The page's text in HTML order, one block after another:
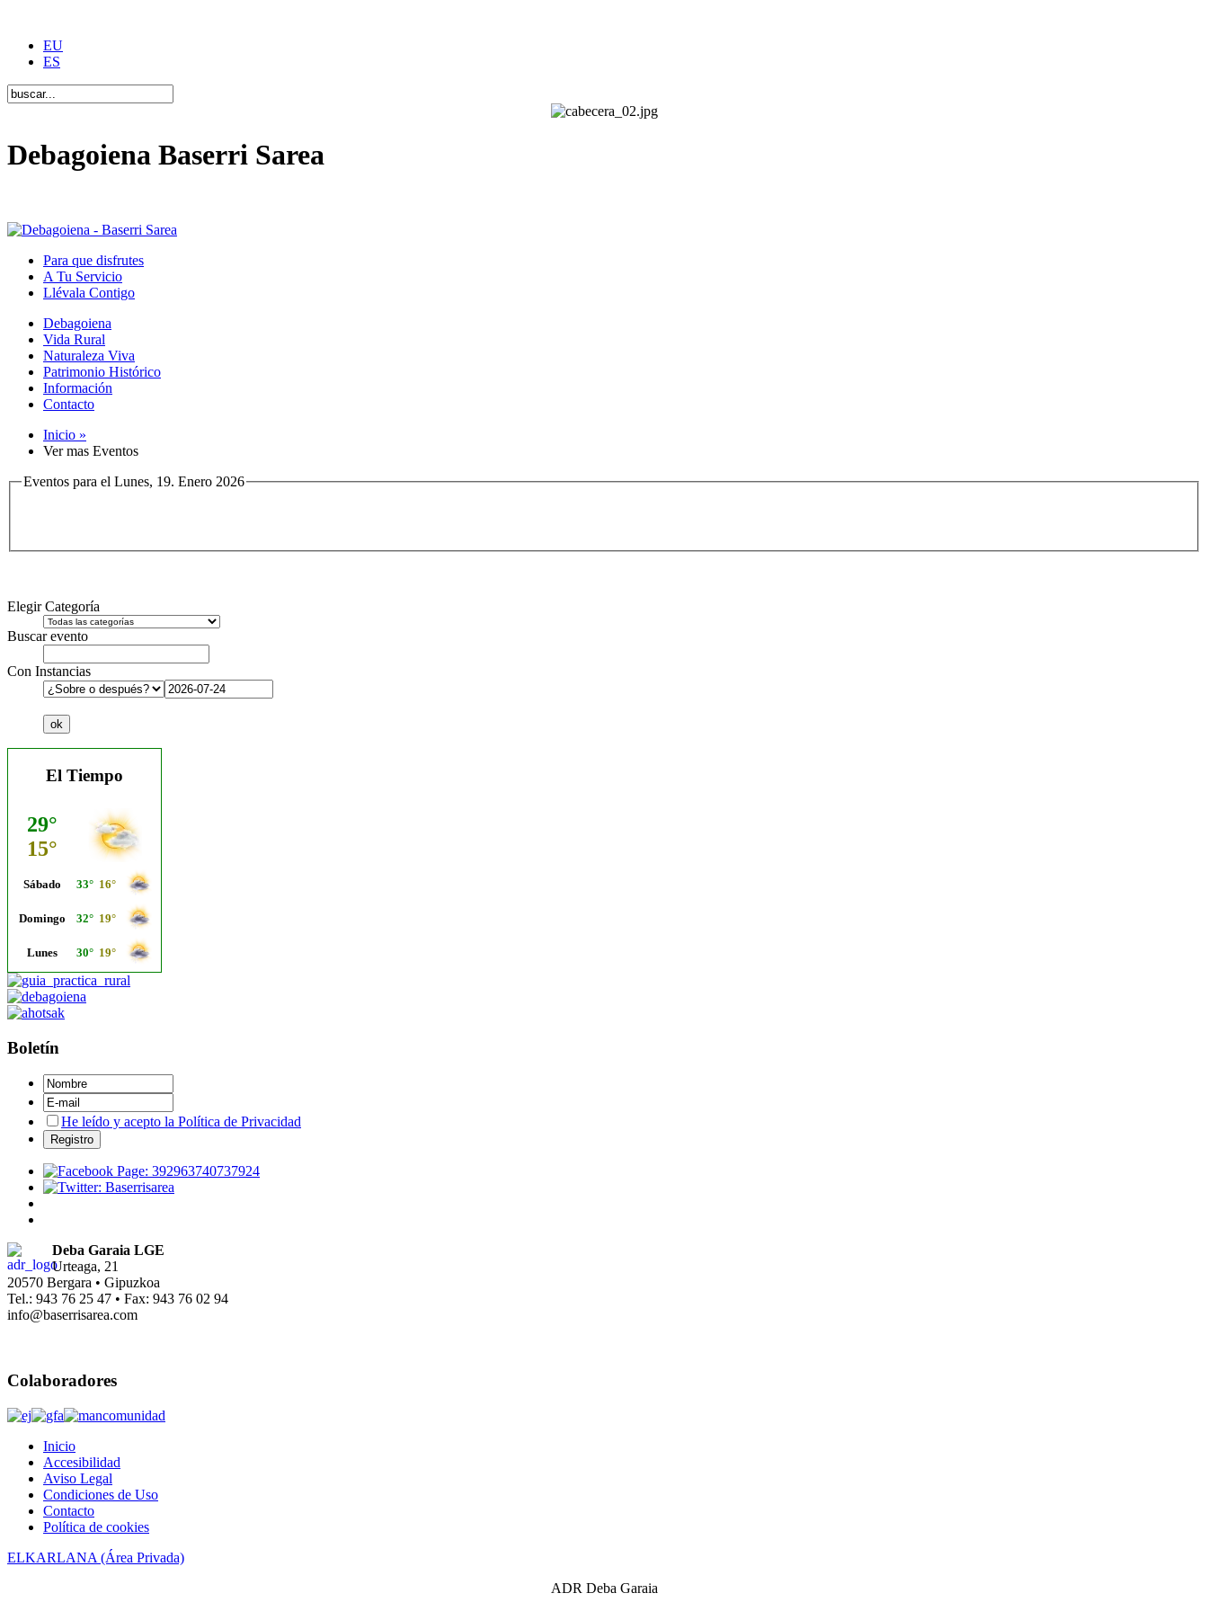
EU
ES
Debagoiena Baserri Sarea
Para que disfrutes
A Tu Servicio
Llévala Contigo
Debagoiena
Vida Rural
Naturaleza Viva
Patrimonio Histórico
Información
Contacto
Inicio »
Ver mas Eventos
Eventos para el Lunes, 19. Enero 2026
Elegir Categoría
Buscar evento
Con Instancias
El Tiempo
Boletín
He leído y acepto la Política de Privacidad
Deba Garaia LGE
Urteaga, 21
20570 Bergara • Gipuzkoa
Tel.: 943 76 25 47 • Fax: 943 76 02 94
info@baserrisarea.com
Colaboradores
Inicio
Accesibilidad
Aviso Legal
Condiciones de Uso
Contacto
Política de cookies
ELKARLANA (Área Privada)
ADR Deba Garaia